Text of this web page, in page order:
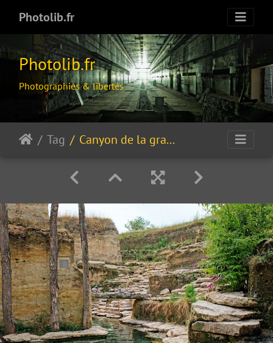
Photolib.fr
Photolib.fr
Photographies & libertés
Tag Canyon de la grande volière